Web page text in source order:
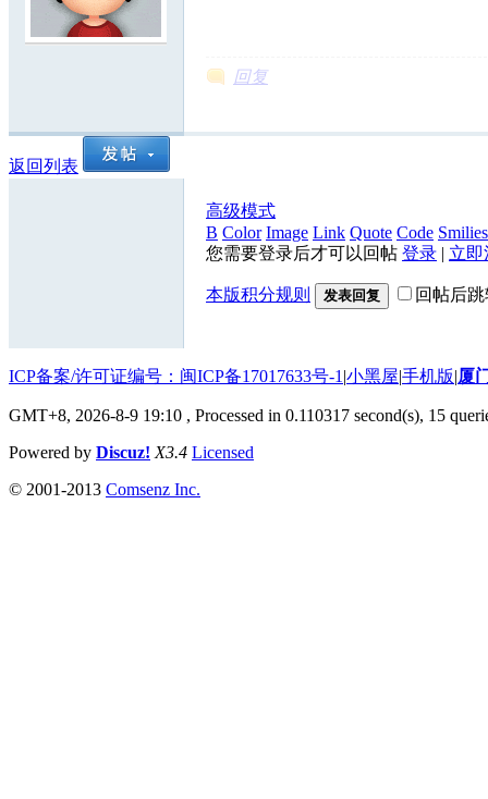
回复
返回列表
高级模式
B Color Image Link Quote Code Smilies
您需要登录后才可以回帖 登录 | 立即
本版积分规则 发表回复 回帖后
ICP备案/许可证编号：闽ICP备17017633号-1 |小黑屋|手机版|厦
GMT+8, 2026-8-9 19:10 , Processed in 0.110317 second(s), 15
Powered by Discuz! X3.4 Licensed
© 2001-2013 Comsenz Inc.